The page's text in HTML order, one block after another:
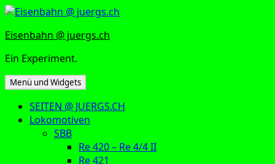
Zum
springen
Eisenbahn @ juergs.ch
Ein Experiment.
Menü und Widgets
SEITEN @ JUERGS.CH
Lokomotiven
SBB
Re 420 – Re 4/4 II
Re 421